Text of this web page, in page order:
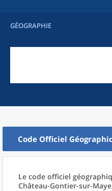
GÉOGRAPHIE
Code Officiel
Le code officiel
Château-Gontier-sur-